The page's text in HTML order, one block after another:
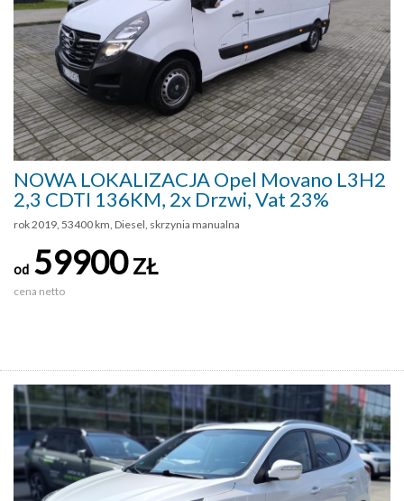
NOWA LOKALIZACJA Opel Movano L3H2
2,3 CDTI 136KM, 2x Drzwi, Vat 23%
rok 2019, 53400 km, Diesel, skrzynia manualna
od 59900ZŁ
cena netto